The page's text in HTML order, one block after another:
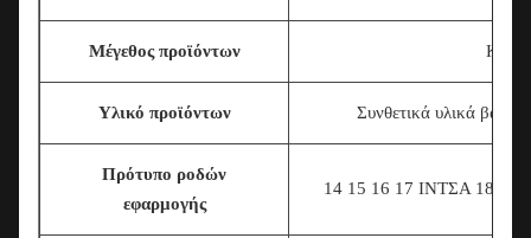
Μέγεθος προϊόντων
Υλικό προϊόντων Συνθετικά υλικά
Πρότυπο ροδών
εφαρμογής
14 15 16 17 ΙΝΤΣΑ